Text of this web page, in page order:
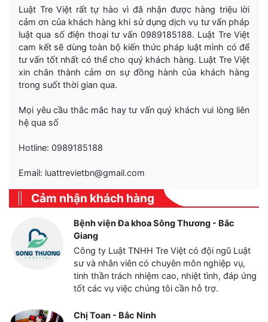
Luật Tre Việt rất tự hào vì đã nhận được hàng triệu lời
cảm ơn của khách hàng khi sử dụng dịch vụ tư vấn pháp
luật qua số điện thoại tư vấn 0989185188. Luật Tre Việt
cam kết sẽ dùng toàn bộ kiến thức pháp luật mình có để
tư vấn tốt nhất có thể cho quý khách hàng. Luật Tre Việt
xin chân thành cảm ơn sự đồng hành của khách hàng
trong suốt thời gian qua.
Mọi yêu cầu thắc mắc hay tư vấn quý khách vui lòng liên
hệ qua số
Hotline: 0989185188
Email: luattrevietbn@gmail.com
Cảm nhận khách hàng
Bệnh viện Đa khoa Sông Thương - Bắc
Giang
Công ty Luật TNHH Tre Việt có đội ngũ Luật
sư và nhân viên có chuyên môn nghiệp vụ,
tinh thần trách nhiệm cao, nhiệt tình, đáp ứng
tốt các vụ việc chúng tôi cần hỗ trợ.
Chị Toan - Bắc Ninh